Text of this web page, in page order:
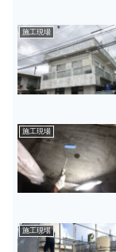
施工現場
施工現場
施工現場